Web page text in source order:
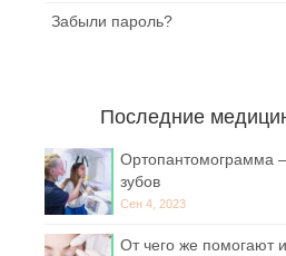
Забыли пароль?
Последние
Ортопантомограмма
зубов
Сен 4, 2023
От чего же помогают